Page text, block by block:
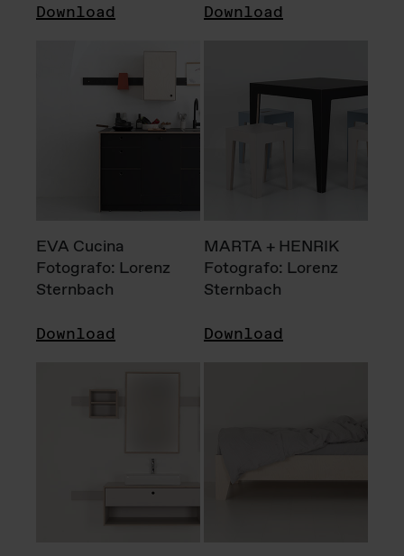
Download Download
EVA Cucina
Fotografo: Lorenz
Sternbach
Download
MARTA + HENRIK
Fotografo: Lorenz
Sternbach
Download